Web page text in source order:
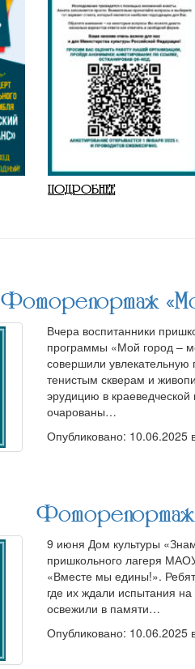
ПОДРОБНЕЕ
Фоторепортаж
Вчера воспитанники
программы «Мой город –
совершили
тенистым скверам и
эрудицию в
очарованы…
Опубликовано: 10.06.2025
Фоторепортаж
9 июня Дом культуры
пришкольного лагеря
«Вместе мы едины!».
где их ждали испытания
освежили в памяти…
Опубликовано: 10.06.2025